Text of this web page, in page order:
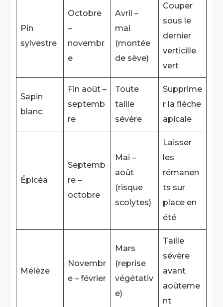
Pin
sylvestre
Octobre
–
novembr
e
Avril –
mai
(montée
de sève)
Couper
sous le
dernier
verticille
vert
Sapin
blanc
Fin août –
septemb
re
Toute
taille
sévère
Supprime
r la flèche
apicale
Épicéa
Septemb
re –
octobre
Mai –
août
(risque
scolytes)
Laisser
les
rémanen
ts sur
place en
été
Mélèze
Novembr
e – février
Mars
(reprise
végétativ
e)
Taille
sévère
avant
aoûteme
nt